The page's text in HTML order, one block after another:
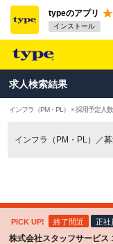
typeのアプリ
インストール
求人検索結果
インフラ（PM・PL） × 採用予定人
インフラ（PM・PL）／
PICK UP! 終了間近 正社
株式会社スタッフサービス